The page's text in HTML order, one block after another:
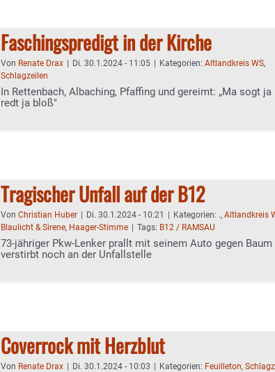
Faschingspredigt in der Kirche
Von Renate Drax Di. 30.1.2024 - 11:05 Kategorien: Altlandkreis WS,
Schlagzeilen
In Rettenbach, Albaching, Pfaffing und gereimt: „Ma sogt ja
redt ja bloß"
Tragischer Unfall auf der B12
Von Christian Huber Di. 30.1.2024 - 10:21 Kategorien: ., Altlandkreis
Blaulicht & Sirene, Haager-Stimme Tags: B12 / RAMSAU
73-jähriger Pkw-Lenker prallt mit seinem Auto gegen Baum
verstirbt noch an der Unfallstelle
Coverrock mit Herzblut
Von Renate Drax Di. 30.1.2024 - 10:03 Kategorien: Feuilleton,